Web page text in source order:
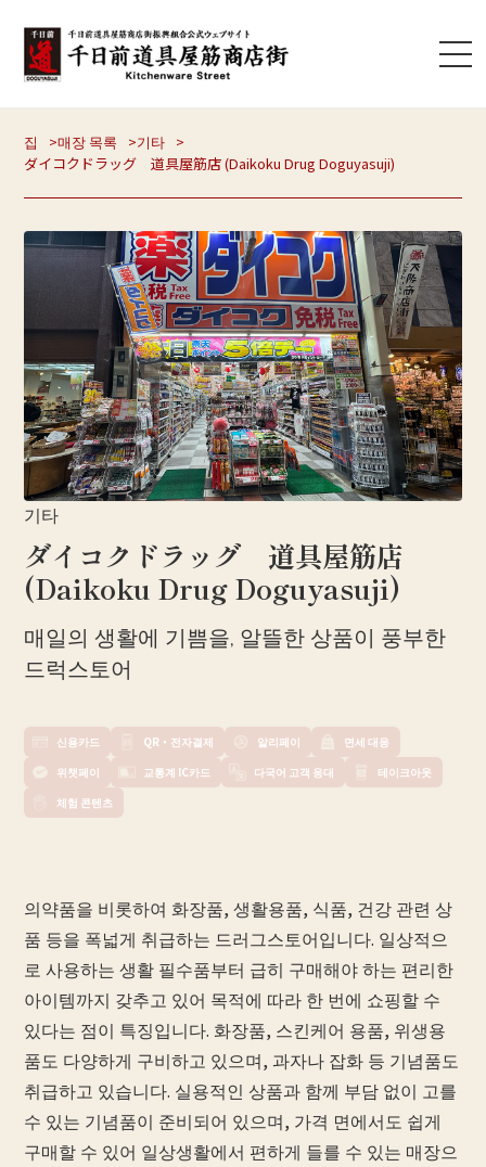
집 매장 목록
기타
ダイコクドラッグ 道具屋筋店 (Daikoku Drug Doguyasuji)
기타
ダイコクドラッグ 道具屋筋店
(Daikoku Drug Doguyasuji)
매일의 생활에 기쁨을, 알뜰한 상품이 풍부한
드럭스토어
신용카드 QR・전자결제 알리페이
면세 대응
위챗페이
교통계 IC카드 다국어 고객 응대
테이크아웃
체험 콘텐츠
의약품을 비롯하여 화장품, 생활용품, 식품, 건강 관련 상
품 등을 폭넓게 취급하는 드러그스토어입니다. 일상적으
로 사용하는 생활 필수품부터 급히 구매해야 하는 편리한
아이템까지 갖추고 있어 목적에 따라 한 번에 쇼핑할 수
있다는 점이 특징입니다. 화장품, 스킨케어 용품, 위생용
품도 다양하게 구비하고 있으며, 과자나 잡화 등 기념품도
취급하고 있습니다. 실용적인 상품과 함께 부담 없이 고를
수 있는 기념품이 준비되어 있으며, 가격 면에서도 쉽게
구매할 수 있어 일상생활에서 편하게 들를 수 있는 매장으